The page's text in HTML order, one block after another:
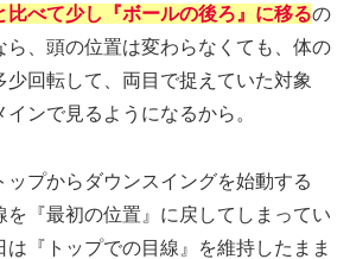
比べて少し『ボールの後ろ』に移るの
ら、頭の位置は変わらなくても、体の
少回転して、両目で捉えていた対象
インで見るようになるから。
ップからダウンスイングを始動する
を『最初の位置』に戻してしまってい
は『トップでの目線』を維持したまま